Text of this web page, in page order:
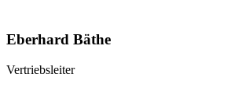
Eberhard Bäthe
Vertriebsleiter